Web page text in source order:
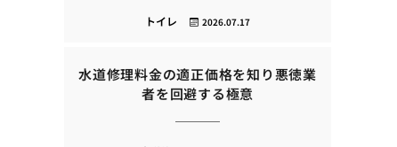
2026.07.17
トイレ
水道修理料金の適正価格を知り悪徳業
者を回避する極意